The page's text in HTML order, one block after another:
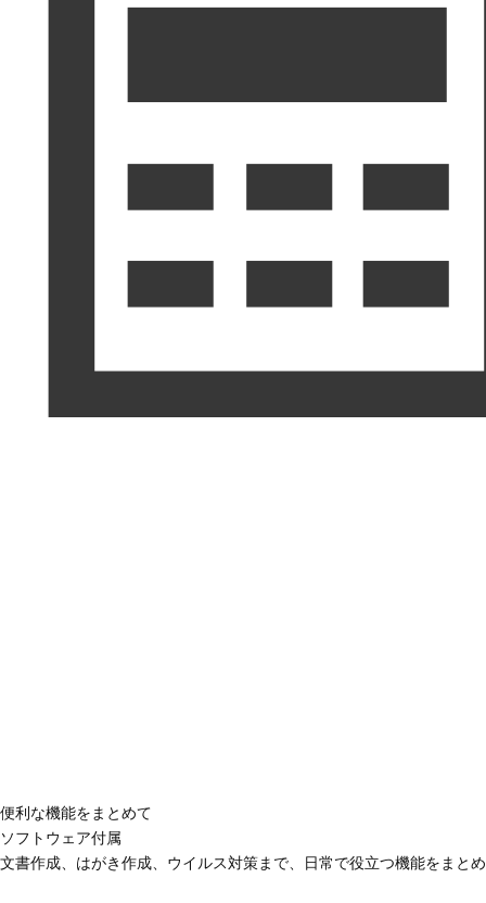
便利な機能をまとめて
ソフトウェア付属
文書作成、はがき作成、ウイルス対策まで、日常で役立つ機能をまと